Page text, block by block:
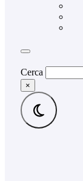
Cerca
×